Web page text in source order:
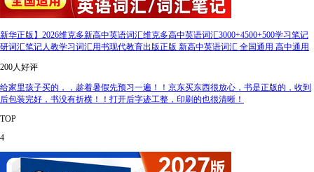
新华正版】2026维克多新高中英语词汇维克多高中英语词汇3000+4500+500学习笔记
研词汇笔记人教学习词汇用书现代教育出版正版 新高中英语词汇 全国通用 高中通用
200人好评
给家里孩子买的，，趁着暑假先预习一遍！！京东买东西很放心，书是正版的，收到
后包装完好，书没有折横！！打开后字迹工整，印刷的也很清晰！
TOP
4